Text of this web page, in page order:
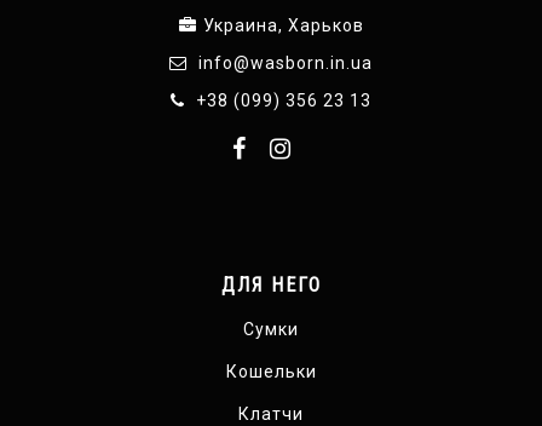
Украина, Харьков
info@wasborn.in.ua
+38 (099) 356 23 13
ДЛЯ НЕГО
Сумки
Кошельки
Клатчи